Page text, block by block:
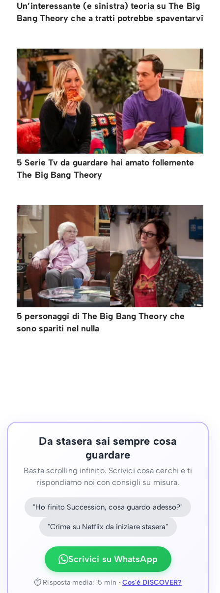
Un’interessante (e sinistra) teoria su The Big
Bang Theory che a tratti potrebbe spaventarvi
5 Serie Tv da guardare hai amato follemente
The Big Bang Theory
5 personaggi di The Big Bang Theory che
sono spariti nel nulla
Da stasera sai sempre cosa
guardare
Basta scrolling infinito. Scrivici cosa cerchi e ti
rispondiamo noi con consigli su misura.
"Ho finito Succession, cosa guardo adesso?"
"Crime su Netflix da iniziare stasera"
Scrivici su WhatsApp
⏱ Risposta media: 15 min · Cos'è DISCOVER?